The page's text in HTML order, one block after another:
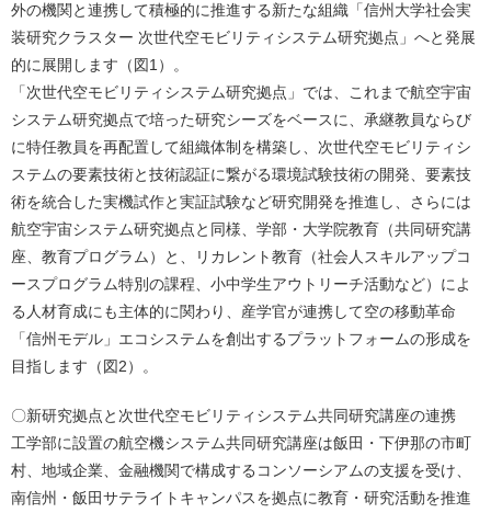
外の機関と連携して積極的に推進する新たな組織「信州大学社会実
装研究クラスター 次世代空モビリティシステム研究拠点」へと発展
的に展開します（図1）。
「次世代空モビリティシステム研究拠点」では、これまで航空宇宙
システム研究拠点で培った研究シーズをベースに、承継教員ならび
に特任教員を再配置して組織体制を構築し、次世代空モビリティシ
ステムの要素技術と技術認証に繋がる環境試験技術の開発、要素技
術を統合した実機試作と実証試験など研究開発を推進し、さらには
航空宇宙システム研究拠点と同様、学部・大学院教育（共同研究講
座、教育プログラム）と、リカレント教育（社会人スキルアップコ
ースプログラム特別の課程、小中学生アウトリーチ活動など）によ
る人材育成にも主体的に関わり、産学官が連携して空の移動革命
「信州モデル」エコシステムを創出するプラットフォームの形成を
目指します（図2）。
〇新研究拠点と次世代空モビリティシステム共同研究講座の連携
工学部に設置の航空機システム共同研究講座は飯田・下伊那の市町
村、地域企業、金融機関で構成するコンソーシアムの支援を受け、
南信州・飯田サテライトキャンパスを拠点に教育・研究活動を推進